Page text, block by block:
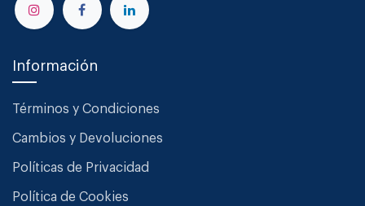
Información
Términos y Condiciones
Cambios y Devoluciones
Políticas de Privacidad
Política de Cookies